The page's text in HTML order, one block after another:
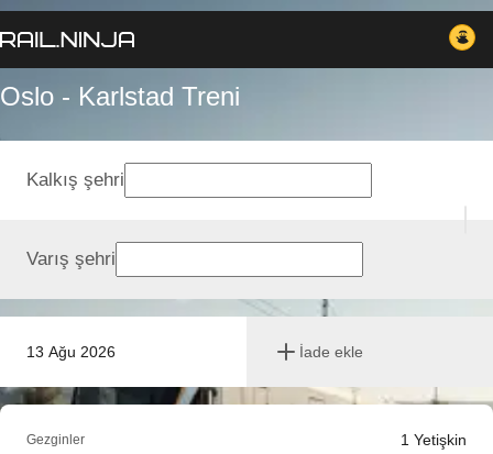
Oslo - Karlstad Treni
13 Ağu 2026 İade ekle
Kalkış şehri
Varış şehri
Gezginler 1 Yetişkin